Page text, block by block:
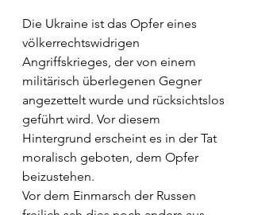
Die Ukraine ist das Opfer eines
völkerrechtswidrigen
Angriffskrieges, der von einem
militärisch überlegenen Gegner
angezettelt wurde und rücksichtslos
geführt wird. Vor diesem
Hintergrund erscheint es in der Tat
moralisch geboten, dem Opfer
beizustehen.
Vor dem Einmarsch der Russen